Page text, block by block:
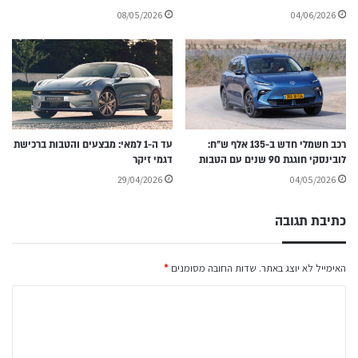
04/06/2026
08/05/2026
רכב חשמלי חדש ב-135 אלף ש״ח:
לובינסקי חוגגת 90 שנים עם הטבות
04/05/2026
עד ה-1 למאי: מבצעים והטבות ברכישת
דגמי זיקר
29/04/2026
כתיבת תגובה
האימייל לא יוצג באתר. שדות החובה מסומנים *